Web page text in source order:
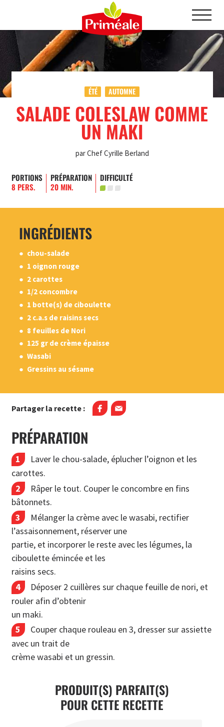
ÉTÉ AUTOMNE
SALADE COLESLAW COMME
UN MAKI
par Chef Cyrille Berland
PORTIONS
8 PERS.
PRÉPARATION
20 MIN.
DIFFICULTÉ
INGRÉDIENTS
chou-salade
1 oignon rouge
2 carottes
1/2 concombre
1 botte(s) de ciboulette
2 c.a.s de raisins secs
8 feuilles de Nori
125 gr de crème épaisse
Wasabi
Gressins au sésame
Partager la recette :
PRÉPARATION
Laver le chou-salade, éplucher l’oignon et les
carottes.
Râper le tout. Couper le concombre en fins
bâtonnets.
Mélanger la crème avec le wasabi, rectifier
l’assaisonnement, réserver une
partie, et incorporer le reste avec les légumes, la
ciboulette émincée et les
raisins secs.
Déposer 2 cuillères sur chaque feuille de nori, et
rouler afin d’obtenir
un maki.
Couper chaque rouleau en 3, dresser sur assiette
avec un trait de
crème wasabi et un gressin.
PRODUIT(S) PARFAIT(S)
POUR CETTE RECETTE